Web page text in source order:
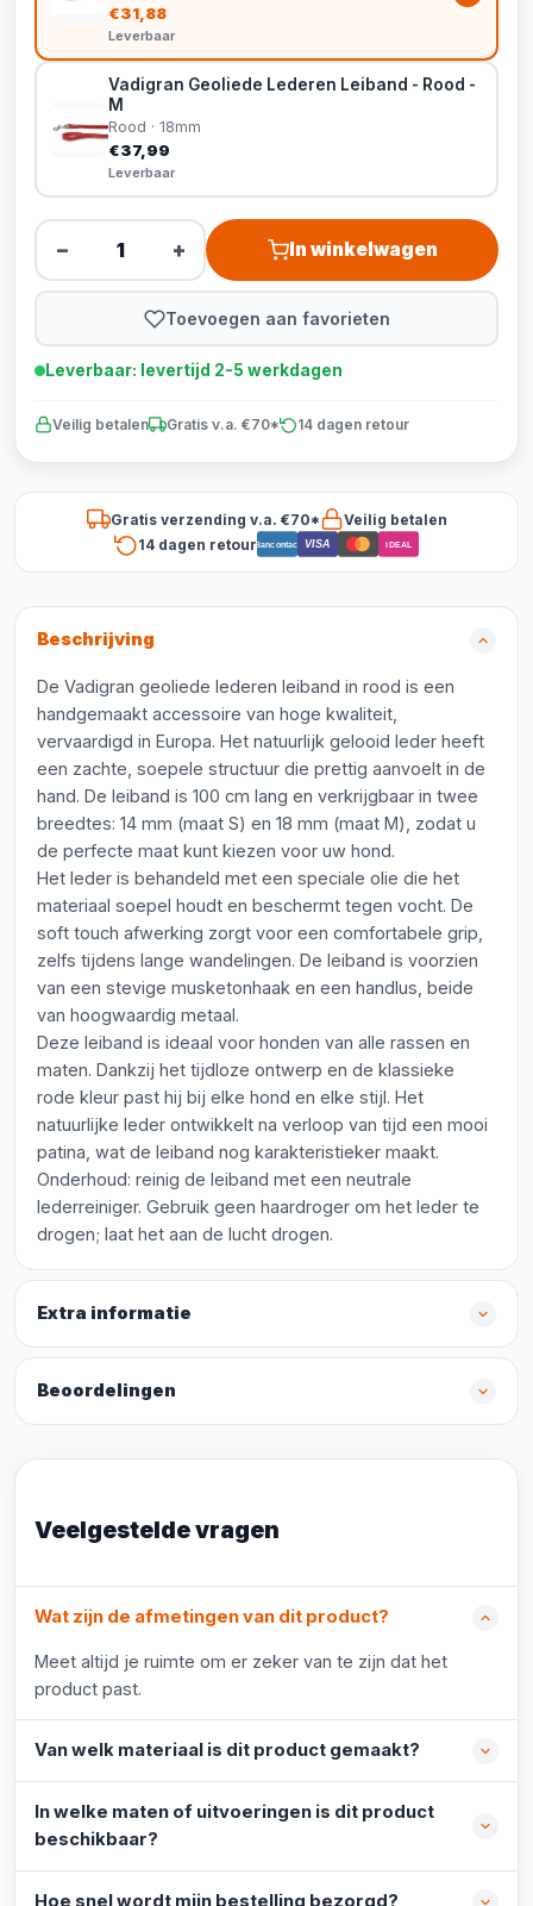
€31,88
Leverbaar
Vadigran Geoliede Lederen Leiband - Rood -
M
Rood · 18mm
€37,99
Leverbaar
− + In winkelwagen
Toevoegen aan favorieten
Leverbaar: levertijd 2-5 werkdagen
Veilig betalen Gratis v.a. €70* 14 dagen retour
Gratis verzending v.a. €70*
Veilig betalen
14 dagen retourBancontact VISA iDEAL
Beschrijving
De Vadigran geoliede lederen leiband in rood is een
handgemaakt accessoire van hoge kwaliteit,
vervaardigd in Europa. Het natuurlijk gelooid leder heeft
een zachte, soepele structuur die prettig aanvoelt in de
hand. De leiband is 100 cm lang en verkrijgbaar in twee
breedtes: 14 mm (maat S) en 18 mm (maat M), zodat u
de perfecte maat kunt kiezen voor uw hond.
Het leder is behandeld met een speciale olie die het
materiaal soepel houdt en beschermt tegen vocht. De
soft touch afwerking zorgt voor een comfortabele grip,
zelfs tijdens lange wandelingen. De leiband is voorzien
van een stevige musketonhaak en een handlus, beide
van hoogwaardig metaal.
Deze leiband is ideaal voor honden van alle rassen en
maten. Dankzij het tijdloze ontwerp en de klassieke
rode kleur past hij bij elke hond en elke stijl. Het
natuurlijke leder ontwikkelt na verloop van tijd een mooi
patina, wat de leiband nog karakteristieker maakt.
Onderhoud: reinig de leiband met een neutrale
lederreiniger. Gebruik geen haardroger om het leder te
drogen; laat het aan de lucht drogen.
Extra informatie
Beoordelingen
Veelgestelde vragen
Wat zijn de afmetingen van dit product?
Meet altijd je ruimte om er zeker van te zijn dat het
product past.
Van welk materiaal is dit product gemaakt?
In welke maten of uitvoeringen is dit product
beschikbaar?
Hoe snel wordt mijn bestelling bezorgd?